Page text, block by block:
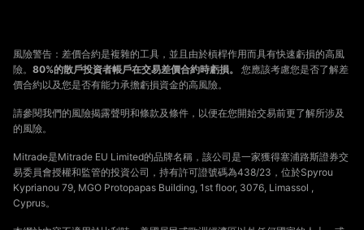
風險警告：差價合約是複雜的工具，並且由於槓桿作用而具有快速虧損的高風
險。 80%的散戶投資者帳戶在交易差價合約時虧損。
您應該考慮您是否了解差
價合約以及您是否有能力承擔虧損資金的高風險。
請參閱我們的風險揭露聲明和條款及條件，以便在您開始交易前更了解所涉及
的風險。
Mitrade是Mitrade EU Limited的品牌名稱，該公司是一家獲得塞浦路斯證券交
易委員會授權和監管的投資公司，持有許可證號碼為438/23，位於Spyrou
Kyprianou 79, MGO Protopapas Building, 1st floor, 3076, Limassol ,
Cyprus。